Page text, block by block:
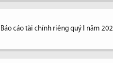
Báo cáo tài chính riêng quý I năm